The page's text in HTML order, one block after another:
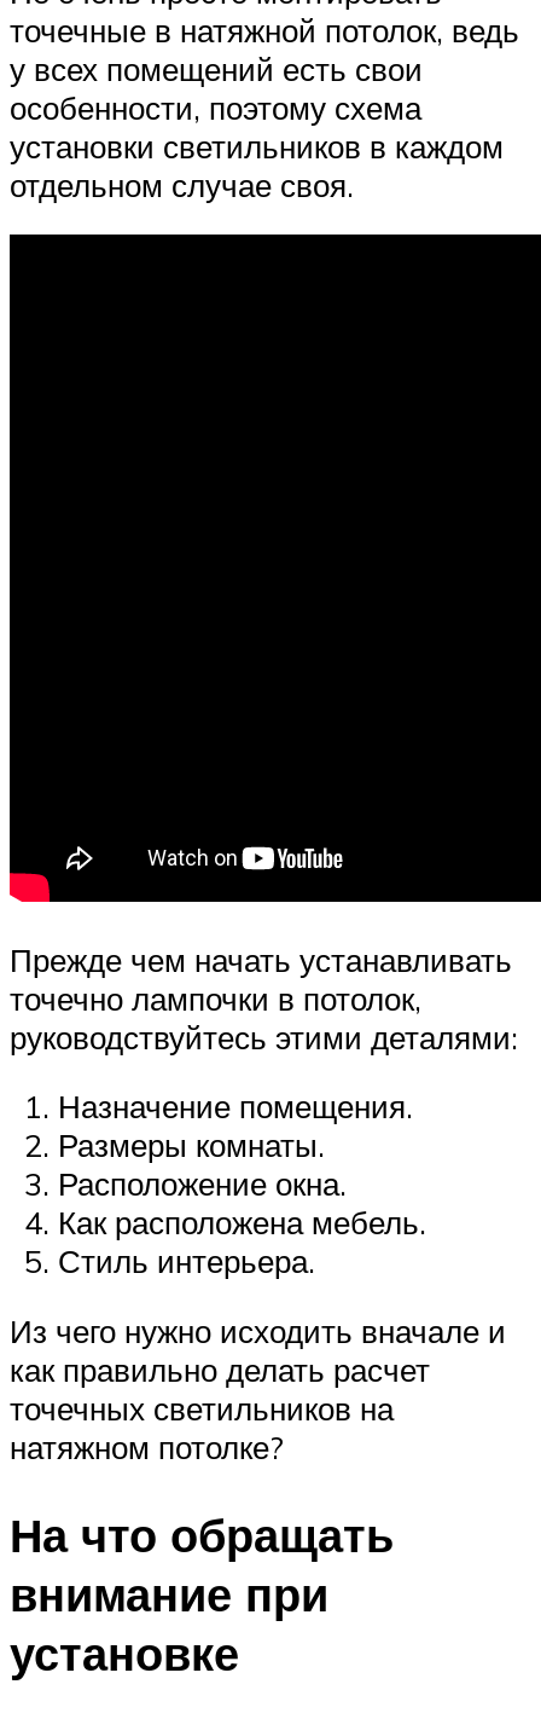
точечные в натяжной потолок, ведь
у всех помещений есть свои
особенности, поэтому схема
установки светильников в каждом
отдельном случае своя.
Прежде чем начать устанавливать
точечно лампочки в потолок,
руководствуйтесь этими деталями:
Назначение помещения.
Размеры комнаты.
Расположение окна.
Как расположена мебель.
Стиль интерьера.
Из чего нужно исходить вначале и
как правильно делать расчет
точечных светильников на
натяжном потолке?
На что обращать
внимание при
установке